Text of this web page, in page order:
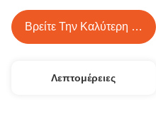
Βρείτε Την Καλύτερη Τιμή
Λεπτομέρειες